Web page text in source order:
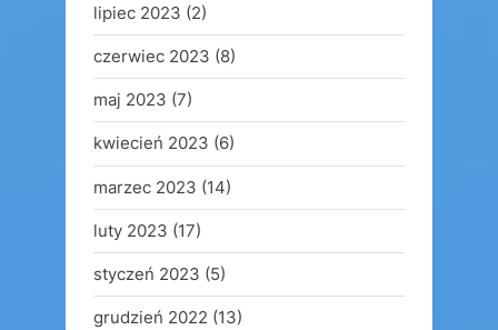
lipiec 2023 (2)
czerwiec 2023 (8)
maj 2023 (7)
kwiecień 2023 (6)
marzec 2023 (14)
luty 2023 (17)
styczeń 2023 (5)
grudzień 2022 (13)